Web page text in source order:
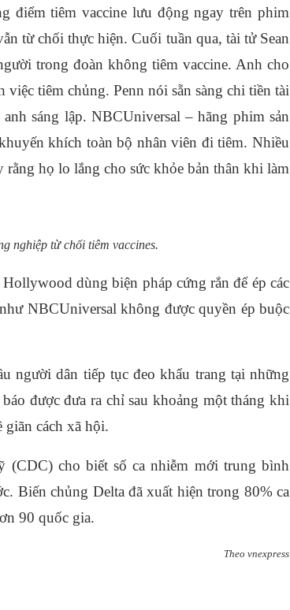
điểm tiêm vaccine lưu động ngay trên phim
từ chối thực hiện. Cuối tuần qua, tài tử Sean
trong đoàn không tiêm vaccine. Anh cho
tiêm chủng. Penn nói sẵn sàng chi tiền tài
sáng lập. NBCUniversal – hãng phim sản
khích toàn bộ nhân viên đi tiêm. Nhiều
họ lo lắng cho sức khỏe bản thân khi làm
nghiệp từ chối tiêm vaccines.
dùng biện pháp cứng rắn để ép các
NBCUniversal không được quyền ép buộc
người dân tiếp tục đeo khẩu trang tại những
được đưa ra chỉ sau khoảng một tháng khi
cách xã hội.
(CDC) cho biết số ca nhiễm mới trung bình
Biến chủng Delta đã xuất hiện trong 80% ca
90 quốc gia.
Theo vnexpress